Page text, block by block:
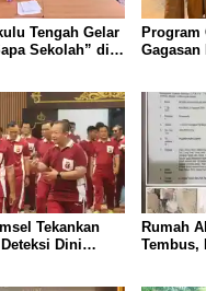
Tengah Gelar
Sekolah” di
Program
Gagasan
SMPN di
Tekankan
Dini
Rumah
Tembus,